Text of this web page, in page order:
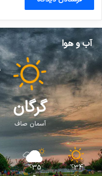
آب و هوا
گرگان
آسمان صاف
34
℃
35
℃